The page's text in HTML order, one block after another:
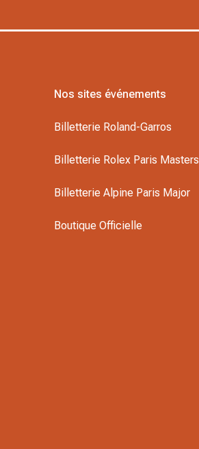
Nos sites événements
Billetterie Roland-Garros
Billetterie Rolex Paris Masters
Billetterie Alpine Paris Major
Boutique Officielle